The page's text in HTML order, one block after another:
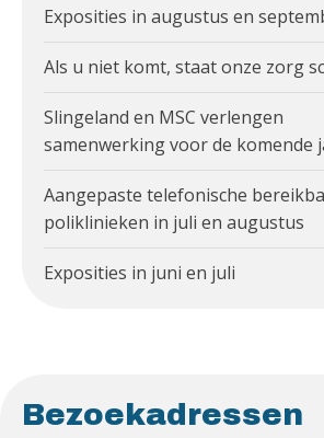
Exposities in augustus en
Als u niet komt, staat onze zorg
Slingeland en MSC verlengen
samenwerking voor de komende
Aangepaste telefonische
poliklinieken in juli en augustus
Exposities in juni en juli
Bezoekadressen